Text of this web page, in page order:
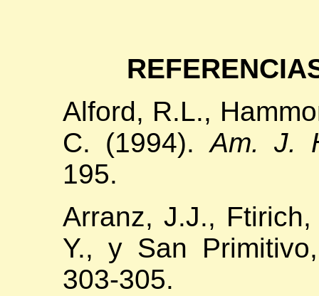
Alford, R.L.,
C. (1994).Am. J.
195.
Arranz, J.J.,
Y., y San
303-305.